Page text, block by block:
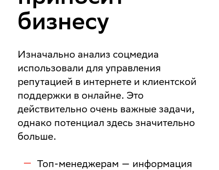
бизнесу
Изначально анализ соцмедиа
использовали для управления
репутацией в интернете и клиентской
поддержки в онлайне. Это
действительно очень важные задачи,
однако потенциал здесь значительно
больше.
Топ-менеджерам — информация